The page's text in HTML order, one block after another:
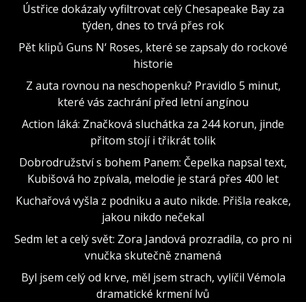
Ústřice dokázaly vyfiltrovat celý Chesapeake Bay za
týden, dnes to trvá přes rok
Pět klipů Guns N‘ Roses, které se zapsaly do rockové
historie
Z auta rovnou na neschopenku? Pravidlo 5 minut,
které vás zachrání před letní angínou
Action láká: Značková sluchátka za 244 korun, jinde
přitom stojí i třikrát tolik
Dobrodružství s bohem Panem: Čepelka napsal text,
Kubišová ho zpívala, melodie je stará přes 400 let
Kuchařová vyšla z podniku a auto nikde. Přišla reakce,
jakou nikdo nečekal
Sedm let a celý svět: Zora Jandová prozradila, co pro ni
vnučka skutečně znamená
Byl jsem celý od krve, měl jsem strach, vylíčil Vémola
dramatické krmení lvů